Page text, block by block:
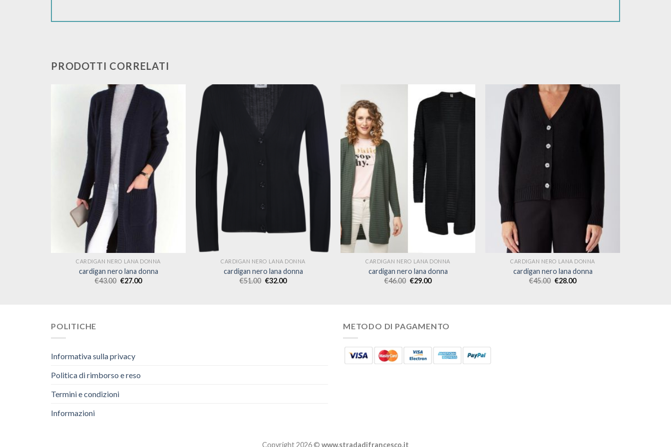
PRODOTTI CORRELATI
CARDIGAN NERO LANA DONNA
cardigan nero lana donna
€43.00 €27.00
CARDIGAN NERO LANA DONNA
cardigan nero lana donna
€51.00 €32.00
CARDIGAN NERO LANA DONNA
cardigan nero lana donna
€46.00 €29.00
CARDIGAN NERO LANA DONNA
cardigan nero lana donna
€45.00 €28.00
POLITICHE
Informativa sulla privacy
Politica di rimborso e reso
Termini e condizioni
Informazioni
METODO DI PAGAMENTO
Copyright 2026 © www.stradadifrancesco.it